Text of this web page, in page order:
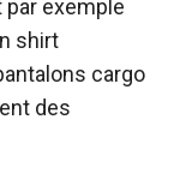
exemple
shirt
cargo
des